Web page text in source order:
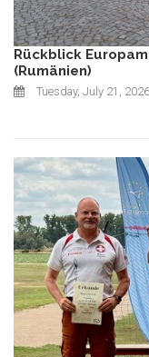
Rückblick
(Rumänien)
Tuesday, July 21, 2026